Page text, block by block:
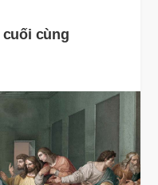
cùng